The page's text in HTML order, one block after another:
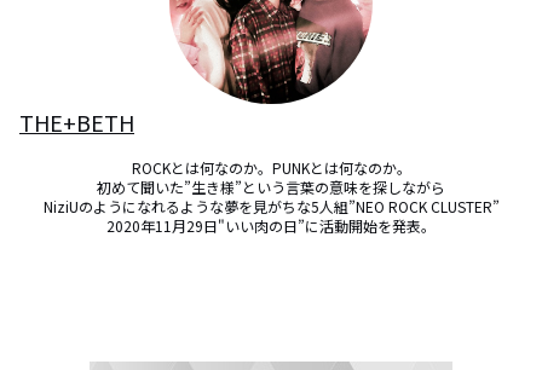
THE+BETH
ROCKとは何なのか。PUNKとは何なのか。
初めて聞いた”生き様”という言葉の意味を探しながら
NiziUのようになれるような夢を見がちな5人組”NEO ROCK CLUSTER”
2020年11月29日"いい肉の日”に活動開始を発表。